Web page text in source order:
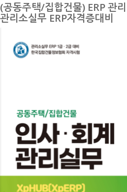
(공동주택/집합건물) ERP 관
관리소실무 ERP자격증대비